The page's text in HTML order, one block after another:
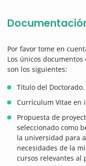
Por favor tome en
Los únicos
son los siguientes:
Título del Doctorado.
Currículum Vitae en
Propuesta de
seleccionado como
la universidad para
necesidades de la
cursos relevantes al